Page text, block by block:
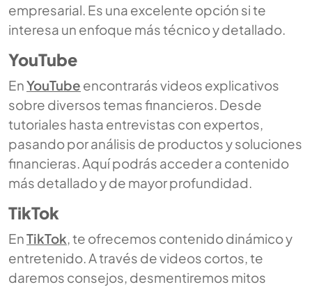
empresarial. Es una excelente opción si te
interesa un enfoque más técnico y detallado.
YouTube
EnYouTube encontrarás videos explicativos
sobre diversos temas financieros. Desde
tutoriales hasta entrevistas con expertos,
pasando por análisis de productos y soluciones
financieras. Aquí podrás acceder a contenido
más detallado y de mayor profundidad.
TikTok
EnTikTok, te ofrecemos contenido dinámico y
entretenido. A través de videos cortos, te
daremos consejos, desmentiremos mitos